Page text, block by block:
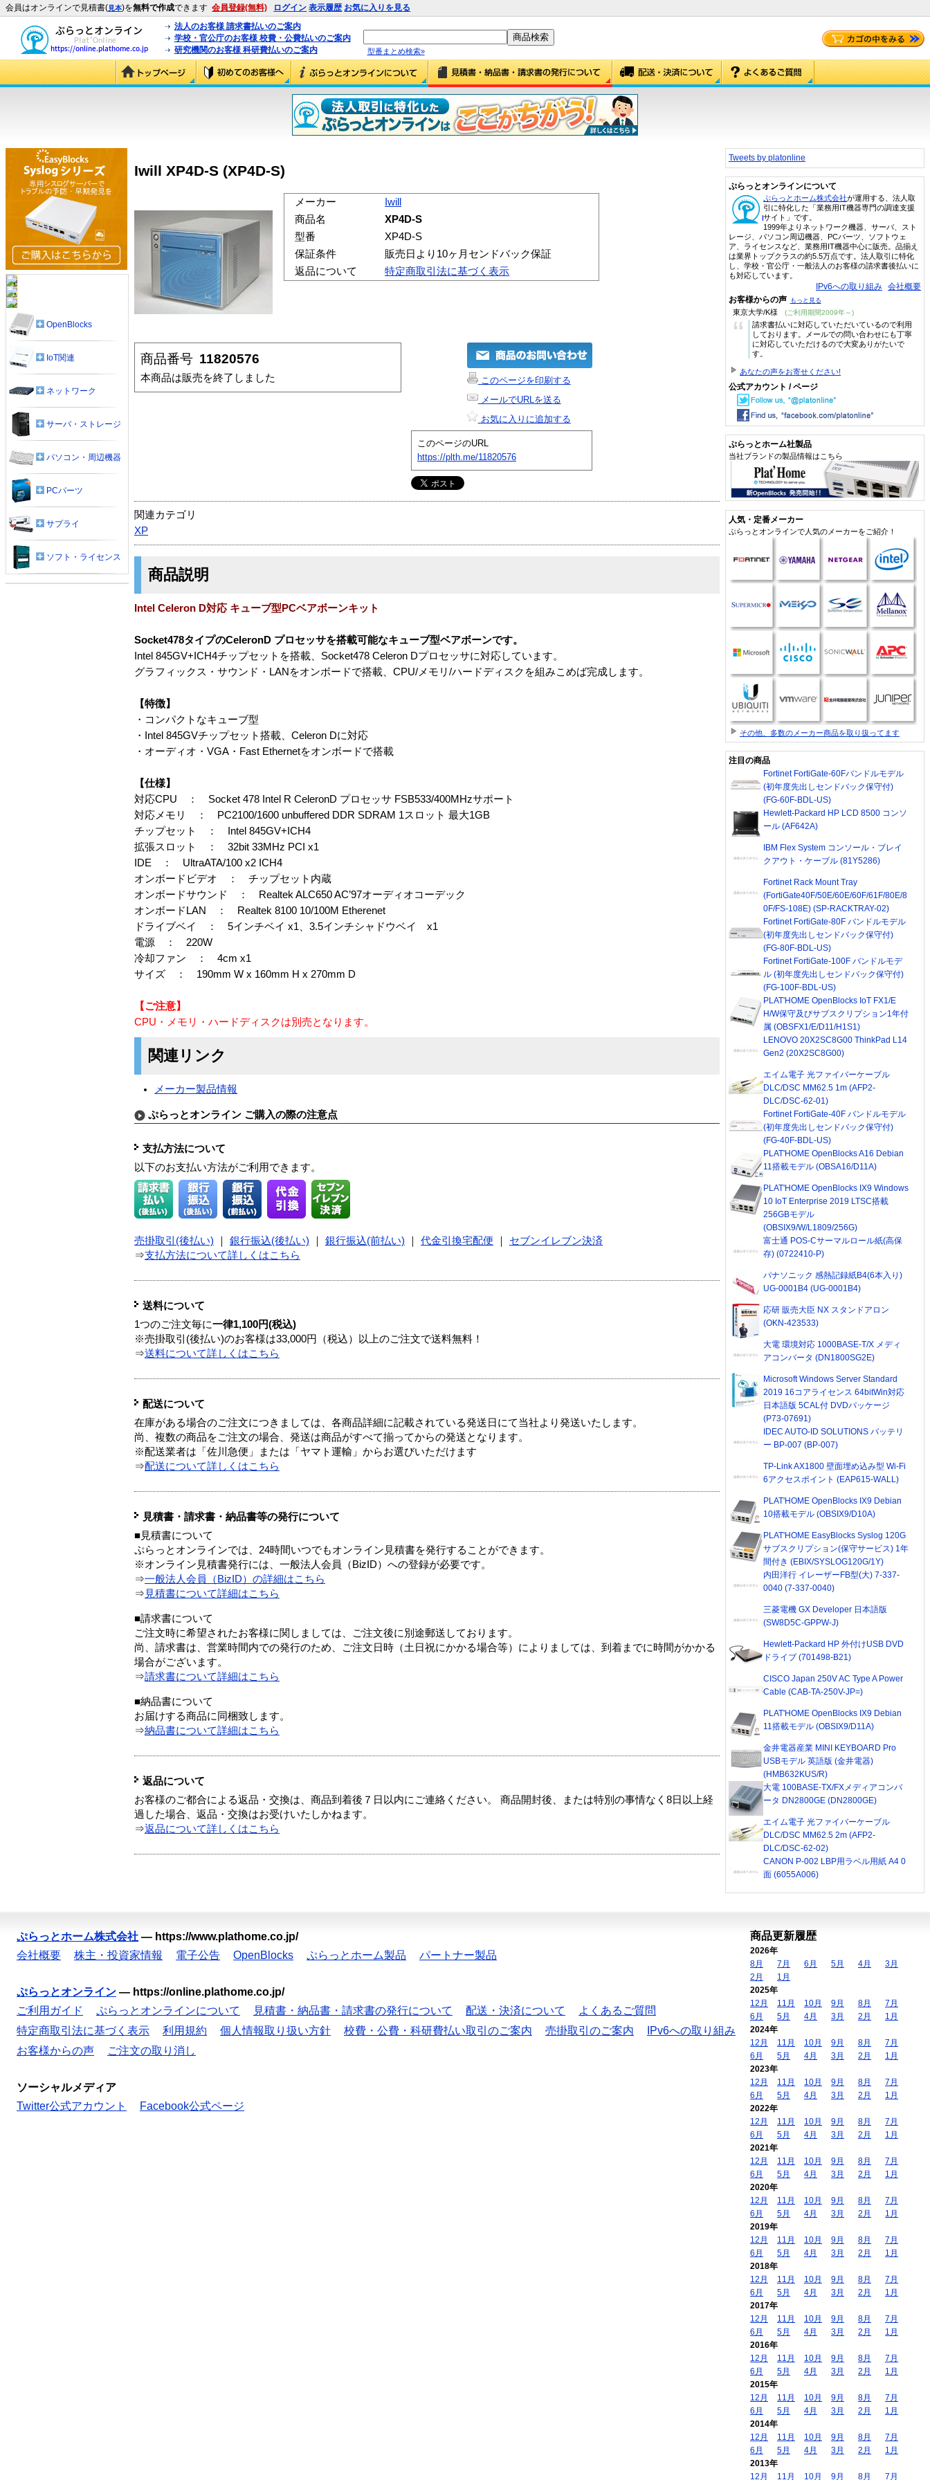
会員はオンラインで見積書(見本)を無料で作成できます 会員登録(無料) ログイン 表示履歴 お気に入りを見る
法人のお客様 請求書払いのご案内
学校・官公庁のお客様 校費・公費払いのご案内
研究機関のお客様 科研費払いのご案内
型番まとめ検索»
Iwill XP4D-S (XP4D-S)
メーカー
Iwill
商品名
XP4D-S
型番
XP4D-S
保証条件
販売日より10ヶ月センドバック保証
返品について
特定商取引法に基づく表示
商品番号 11820576
本商品は販売を終了しました
このページを印刷する
メールでURLを送る
お気に入りに追加する
このページのURL
https://plth.me/11820576
関連カテゴリ
XP
商品説明
Intel Celeron D対応 キューブ型PCベアボーンキット
Socket478タイプのCeleronD プロセッサを搭載可能なキューブ型ベアボーンです。
Intel 845GV+ICH4チップセットを搭載、Socket478 Celeron Dプロセッサに対応しています。
グラフィックス・サウンド・LANをオンボードで搭載、CPU/メモリ/ハードディスクを組みこめば完成します。
【特徴】
・コンパクトなキューブ型
・Intel 845GVチップセット搭載、Celeron Dに対応
・オーディオ・VGA・Fast Ethernetをオンボードで搭載
【仕様】
対応CPU ： Socket 478 Intel R CeleronD プロセッサ FSB533/400MHzサポート
対応メモリ ： PC2100/1600 unbuffered DDR SDRAM 1スロット 最大1GB
チップセット ： Intel 845GV+ICH4
拡張スロット ： 32bit 33MHz PCI x1
IDE ： UltraATA/100 x2 ICH4
オンボードビデオ ： チップセット内蔵
オンボードサウンド ： Realtek ALC650 AC’97オーディオコーデック
オンボードLAN ： Realtek 8100 10/100M Etherenet
ドライブベイ ： 5インチベイ x1、3.5インチシャドウベイ x1
電源 ： 220W
冷却ファン ： 4cm x1
サイズ ： 190mm W x 160mm H x 270mm D
【ご注意】
CPU・メモリ・ハードディスクは別売となります。
関連リンク
メーカー製品情報
ぷらっとオンライン ご購入の際の注意点
支払方法について
以下のお支払い方法がご利用できます。
売掛取引(後払い) 銀行振込(後払い) 銀行振込(前払い) 代金引換宅配便
セブンイレブン決済
⇒支払方法について詳しくはこちら
送料について
1つのご注文毎に一律1,100円(税込)
※売掛取引(後払い)のお客様は33,000円（税込）以上のご注文で送料無料！
⇒送料について詳しくはこちら
配送について
在庫がある場合のご注文につきましては、各商品詳細に記載されている発送日にて当社より発送いたします。
尚、複数の商品をご注文の場合、発送は商品がすべて揃ってからの発送となります。
※配送業者は「佐川急便」または「ヤマト運輸」からお選びいただけます
⇒配送について詳しくはこちら
見積書・請求書・納品書等の発行について
■見積書について
ぷらっとオンラインでは、24時間いつでもオンライン見積書を発行することができます。
※オンライン見積書発行には、一般法人会員（BizID）への登録が必要です。
⇒一般法人会員（BizID）の詳細はこちら
⇒ 見積書について詳細はこちら
■請求書について
ご注文時に希望されたお客様に関しましては、ご注文後に別途郵送しております。
尚、請求書は、営業時間内での発行のため、ご注文日時（土日祝にかかる場合等）によりましては、到着までに時間がかかる
場合がございます。
⇒請求書について詳細はこちら
■納品書について
お届けする商品に同梱致します。
⇒納品書について詳細はこちら
返品について
お客様のご都合による返品・交換は、商品到着後７日以内にご連絡ください。 商品開封後、または特別の事情なく8日以上経
過した場合、返品・交換はお受けいたしかねます。
⇒返品について詳しくはこちら
OpenBlocks
IoT関連
ネットワーク
サーバ・ストレージ
パソコン・周辺機器
PCパーツ
サプライ
ソフト・ライセンス
Tweets by platonline
ぷらっとオンラインについて
ぷらっとホーム株式会社が運用する、法人取
引に特化した「業務用IT機器専門の調達支援
サイト」です。
1999年よりネットワーク機器、サーバ、スト
レージ、パソコン周辺機器、PCパーツ、ソフトウェ
ア、ライセンスなど、業務用IT機器中心に販売。品揃え
は業界トップクラスの約5.5万点です。法人取引に特化
し、学校・官公庁・一般法人のお客様の請求書後払いに
も対応しています。
IPv6への取り組み 会社概要
お客様からの声 もっと見る
東京大学/K様 (ご利用期間2009年～)
“
請求書払いに対応していただいているので利用
しております。メールでの問い合わせにも丁寧
に対応していただけるので大変ありがたいで
す。
あなたの声をお寄せください!
公式アカウント / ページ
ぷらっとホーム社製品
当社ブランドの製品情報はこちら
人気・定番メーカー
ぷらっとオンラインで人気のメーカーをご紹介！
その他、多数のメーカー商品を取り扱ってます
注目の商品
Fortinet FortiGate-60Fバンドルモデル
(初年度先出しセンドバック保守付)
(FG-60F-BDL-US)
Hewlett-Packard HP LCD 8500 コンソ
ール (AF642A)
IBM Flex System コンソール・ブレイ
クアウト・ケーブル (81Y5286)
Fortinet Rack Mount Tray
(FortiGate40F/50E/60E/60F/61F/80E/8
0F/FS-108E) (SP-RACKTRAY-02)
Fortinet FortiGate-80F バンドルモデル
(初年度先出しセンドバック保守付)
(FG-80F-BDL-US)
Fortinet FortiGate-100F バンドルモデ
ル (初年度先出しセンドバック保守付)
(FG-100F-BDL-US)
PLAT'HOME OpenBlocks IoT FX1/E
H/W保守及びサブスクリプション1年付
属 (OBSFX1/E/D11/H1S1)
LENOVO 20X2SC8G00 ThinkPad L14
Gen2 (20X2SC8G00)
エイム電子 光ファイバーケーブル
DLC/DSC MM62.5 1m (AFP2-
DLC/DSC-62-01)
Fortinet FortiGate-40F バンドルモデル
(初年度先出しセンドバック保守付)
(FG-40F-BDL-US)
PLAT'HOME OpenBlocks A16 Debian
11搭載モデル (OBSA16/D11A)
PLAT'HOME OpenBlocks IX9 Windows
10 IoT Enterprise 2019 LTSC搭載
256GBモデル
(OBSIX9/W/L1809/256G)
富士通 POS-Cサーマルロール紙(高保
存) (0722410-P)
パナソニック 感熱記録紙B4(6本入り)
UG-0001B4 (UG-0001B4)
応研 販売大臣 NX スタンドアロン
(OKN-423533)
大電 環境対応 1000BASE-T/X メディ
アコンバータ (DN1800SG2E)
Microsoft Windows Server Standard
2019 16コアライセンス 64bitWin対応
日本語版 5CAL付 DVDパッケージ
(P73-07691)
IDEC AUTO-ID SOLUTIONS バッテリ
ー BP-007 (BP-007)
TP-Link AX1800 壁面埋め込み型 Wi-Fi
6アクセスポイント (EAP615-WALL)
PLAT'HOME OpenBlocks IX9 Debian
10搭載モデル (OBSIX9/D10A)
PLAT'HOME EasyBlocks Syslog 120G
サブスクリプション(保守サービス) 1年
間付き (EBIX/SYSLOG120G/1Y)
内田洋行 イレーザーFB型(大) 7-337-
0040 (7-337-0040)
三菱電機 GX Developer 日本語版
(SW8D5C-GPPW-J)
Hewlett-Packard HP 外付けUSB DVD
ドライブ (701498-B21)
CISCO Japan 250V AC Type A Power
Cable (CAB-TA-250V-JP=)
PLAT'HOME OpenBlocks IX9 Debian
11搭載モデル (OBSIX9/D11A)
金井電器産業 MINI KEYBOARD Pro
USBモデル 英語版 (金井電器)
(HMB632KUS/R)
大電 100BASE-TX/FXメディアコンバ
ータ DN2800GE (DN2800GE)
エイム電子 光ファイバーケーブル
DLC/DSC MM62.5 2m (AFP2-
DLC/DSC-62-02)
CANON P-002 LBP用ラベル用紙 A4 0
面 (6055A006)
ぷらっとホーム株式会社 — https://www.plathome.co.jp/
会社概要
株主・投資家情報 電子公告 OpenBlocks ぷらっとホーム製品 パートナー製品
ぷらっとオンライン — https://online.plathome.co.jp/
ご利用ガイド
ぷらっとオンラインについて 見積書・納品書・請求書の発行について 配送・決済について
よくあるご質問
特定商取引法に基づく表示
利用規約 個人情報取り扱い方針 校費・公費・科研費払い取引のご案内 売掛取引のご案内
IPv6への取り組み
お客様からの声
ご注文の取り消し
ソーシャルメディア
Twitter公式アカウント
Facebook公式ページ
商品更新履歴
2026年
8月
7月 6月 5月 4月
3月
2月
1月
2025年
12月
11月 10月 9月 8月
7月
6月
5月 4月 3月 2月
1月
2024年
12月
11月 10月 9月 8月
7月
6月
5月 4月 3月 2月
1月
2023年
12月
11月 10月 9月 8月
7月
6月
5月 4月 3月 2月
1月
2022年
12月
11月 10月 9月 8月
7月
6月
5月 4月 3月 2月
1月
2021年
12月
11月 10月 9月 8月
7月
6月
5月 4月 3月 2月
1月
2020年
12月
11月 10月 9月 8月
7月
6月
5月 4月 3月 2月
1月
2019年
12月
11月 10月 9月 8月
7月
6月
5月 4月 3月 2月
1月
2018年
12月
11月 10月 9月 8月
7月
6月
5月 4月 3月 2月
1月
2017年
12月
11月 10月 9月 8月
7月
6月
5月 4月 3月 2月
1月
2016年
12月
11月 10月 9月 8月
7月
6月
5月 4月 3月 2月
1月
2015年
12月
11月 10月 9月 8月
7月
6月
5月 4月 3月 2月
1月
2014年
12月
11月 10月 9月 8月
7月
6月
5月 4月 3月 2月
1月
2013年
12月
11月 10月 9月 8月 7月